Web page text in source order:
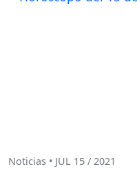
Noticias • JUL 15 / 2021